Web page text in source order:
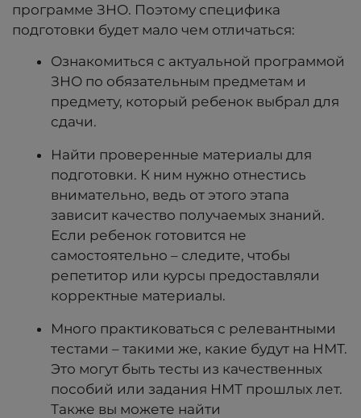
программе ЗНО. Поэтому специфика
подготовки будет мало чем отличаться:
Ознакомиться с актуальной программой
ЗНО по обязательным предметам и
предмету, который ребенок выбрал для
сдачи.
Найти проверенные материалы для
подготовки. К ним нужно отнестись
внимательно, ведь от этого этапа
зависит качество получаемых знаний.
Если ребенок готовится не
самостоятельно – следите, чтобы
репетитор или курсы предоставляли
корректные материалы.
Много практиковаться с релевантными
тестами – такими же, какие будут на НМТ.
Это могут быть тесты из качественных
пособий или задания НМТ прошлых лет.
Также вы можете найти